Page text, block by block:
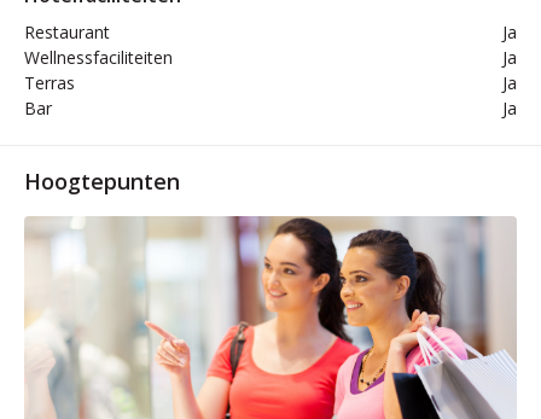
Restaurant
Ja
Wellnessfaciliteiten
Ja
Terras
Ja
Bar
Ja
Hoogtepunten